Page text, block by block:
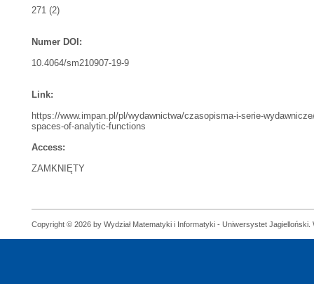
271 (2)
Numer DOI:
10.4064/sm210907-19-9
Link:
https://www.impan.pl/pl/wydawnictwa/czasopisma-i-serie-
spaces-of-analytic-functions
Access:
ZAMKNIĘTY
Copyright © 2026 by Wydział Matematyki i Informatyki - Uniwersystet